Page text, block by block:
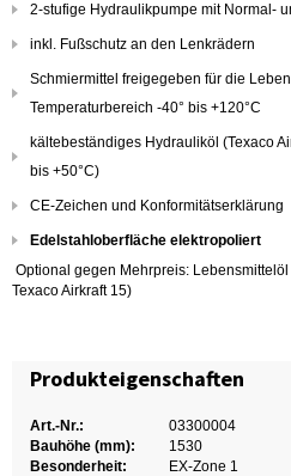
2-stufige Hydraulikpumpe mit Normal-
inkl. Fußschutz an den Lenkrädern
Schmiermittel freigegeben für die
Temperaturbereich -40° bis +120°C
kältebeständiges Hydrauliköl (Texaco
bis +50°C)
CE-Zeichen und Konformitätserklärung
Edelstahloberfläche elektropoliert
Optional gegen Mehrpreis:
Texaco Airkraft 15)
Produkteigenschaften
Art.-Nr.:
03300004
Bauhöhe (mm):
1530
Besonderheit:
EX-Zone 1